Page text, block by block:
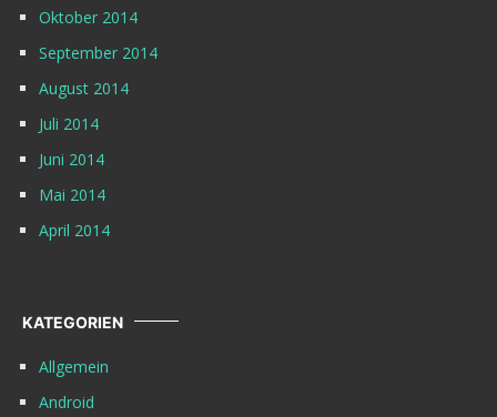
Oktober 2014
September 2014
August 2014
Juli 2014
Juni 2014
Mai 2014
April 2014
KATEGORIEN
Allgemein
Android